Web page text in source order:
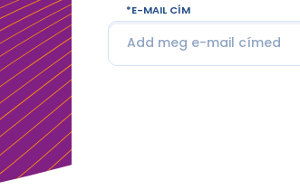
E-MAIL CÍM